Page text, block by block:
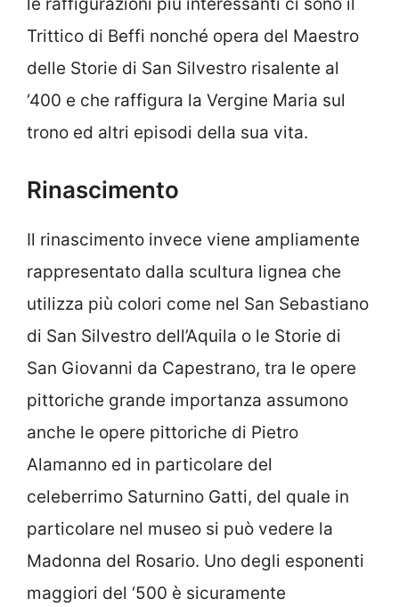
Trittico di Beffi nonché opera del Maestro
delle Storie di San Silvestro risalente al
‘400 e che raffigura la Vergine Maria sul
trono ed altri episodi della sua vita.
Rinascimento
Il rinascimento invece viene ampliamente
rappresentato dalla scultura lignea che
utilizza più colori come nel San Sebastiano
di San Silvestro dell’Aquila o le Storie di
San Giovanni da Capestrano, tra le opere
pittoriche grande importanza assumono
anche le opere pittoriche di Pietro
Alamanno ed in particolare del
celeberrimo Saturnino Gatti, del quale in
particolare nel museo si può vedere la
Madonna del Rosario. Uno degli esponenti
maggiori del ‘500 è sicuramente